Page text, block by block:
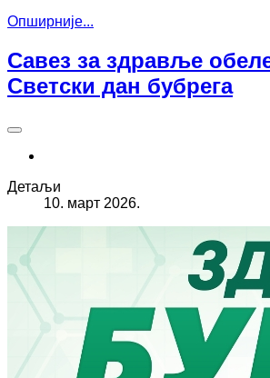
Опширније...
Савез за здравље
Светски дан бубрега
Детаљи
10. март 2026.